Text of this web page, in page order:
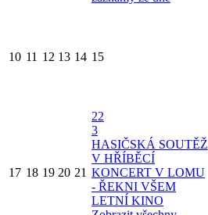
10 11 12 13 14 15
17 18 19 20 21
22
3
HASIČSKÁ SOUTĚŽ
V HŘÍBĚCÍ
KONCERT V LOMU
- ŘEKNI VŠEM
LETNÍ KINO